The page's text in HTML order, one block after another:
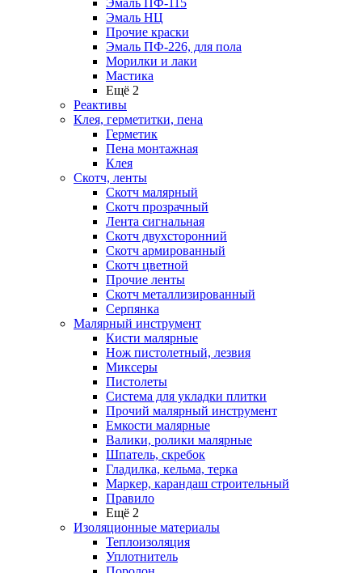
Эмаль ПФ-115
Эмаль НЦ
Прочие краски
Эмаль ПФ-226, для пола
Морилки и лаки
Мастика
Ещё 2
Реактивы
Клея, герметитки, пена
Герметик
Пена монтажная
Клея
Скотч, ленты
Скотч малярный
Скотч прозрачный
Лента сигнальная
Скотч двухсторонний
Скотч армированный
Скотч цветной
Прочие ленты
Скотч металлизированный
Серпянка
Малярный инструмент
Кисти малярные
Нож пистолетный, лезвия
Миксеры
Пистолеты
Система для укладки плитки
Прочий малярный инструмент
Емкости малярные
Валики, ролики малярные
Шпатель, скребок
Гладилка, кельма, терка
Маркер, карандаш строительный
Правило
Ещё 2
Изоляционные материалы
Теплоизоляция
Уплотнитель